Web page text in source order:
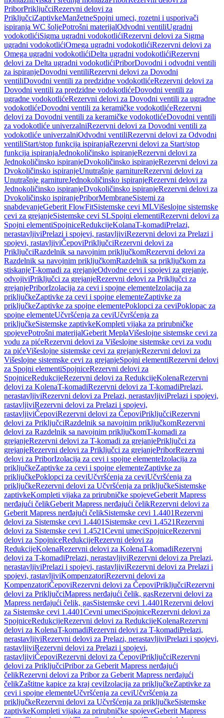
PriborPriključciRezervni delovi za
PriključciZaptivkeManžetneSpojni umeci, rozetni i usporivači
ispiranja WC šoljePotrošni materijalOdvodni ventiliUgradni
vodokotlićiSigma ugradni vodokotlićiRezervni delovi za Sigma
ugradni vodokotlićiOmega ugradni vodokotlićiRezervni delovi za
Omega ugradni vodokotlićiDelta ugradni vodokotlićiRezervni
delovi za Delta ugradni vodokotlićiPriborDovodni i odvodni ventili
za ispiranjeDovodni ventiliRezervni delovi za Dovodni
ventiliDovodni ventili za predzidne vodokotlićeRezervni delovi za
Dovodni ventili za predzidne vodokotlićeDovodni ventili za
ugradne vodokotlićeRezervni delovi za Dovodni ventili za ugradne
vodokotlićeDovodni ventili za keramičke vodokotlićeRezervni
delovi za Dovodni ventili za keramičke vodokotlićeDovodni ventili
za vodokotliće univerzalniRezervni delovi za Dovodni ventili za
vodokotliće univerzalniOdvodni ventiliRezervni delovi za Odvodni
ventiliStart/stop funkcija ispiranjaRezervni delovi za Start/stop
funkcija ispiranjaJednokoličinsko ispiranjeRezervni delovi za
Jednokoličinsko ispiranjeDvokoličinsko ispiranjeRezervni delovi za
Dvokoličinsko ispiranjeUnutrašnje garnitureRezervni delovi za
Unutrašnje garnitureJednokoličinsko ispiranjeRezervni delovi za
Jednokoličinsko ispiranjeDvokoličinsko ispiranjeRezervni delovi za
Dvokoličinsko ispiranjePriborMembraneSistemi za
snabdevanjeGeberit FlowFitSistemske cevi MLVišeslojne sistemske
cevi za grejanjeSistemske cevi SLSpojni elementiRezervni delovi za
Spojni elementiSpojniceRedukcijeKolanaT-komadiPrelazi,
nerastavljiviPrelazi i spojevi, rastavljiviRezervni delovi za Prelazi i
spojevi, rastavljiviČepoviPriključciRezervni delovi za
PriključciRazdelnik sa navojnim priključkomRezervni delovi za
Razdelnik sa navojnim priključkomRazdelnik sa priključkom za
stiskanjeT-komadi za grejanjeOdvodne cevi i spojevi za grejanje,
odvojiviPriključci za grejanjeRezervni delovi za Priključci za
grejanjePriborIzolacija za cevi i spojne elementeIzolacija za
priključkeZaptivke za cevi i spojne elementeZaptivke za
priključkeZaptivke za spojne elementePoklopci za ceviPoklopac za
spojne elementeUčvršćenja za ceviUčvršćenja za
priključkeSistemske zaptivkeKompleti vijaka za prirubničke
spojevePotrošni materijalGeberit MeplaVišeslojne sistemske cevi za
vodu za pićeRezervni delovi za Višeslojne sistemske cevi za vodu
za pićeVišeslojne sistemske cevi za grejanjeRezervni delovi za
Višeslojne sistemske cevi za grejanjeSpojni elementiRezervni delovi
za Spojni elementiSpojniceRezervni delovi za
SpojniceRedukcijeRezervni delovi za RedukcijeKolenaRezervni
delovi za KolenaT-komadiRezervni delovi za T-komadiPrelazi,
nerastavljiviRezervni delovi za Prelazi, nerastavljiviPrelazi i spojevi,
rastavljiviRezervni delovi za Prelazi i spojevi,
rastavljiviČepoviRezervni delovi za ČepoviPriključciRezervni
delovi za PriključciRazdelnik sa navojnim priključkomRezervni
delovi za Razdelnik sa navojnim priključkomT-komadi za
grejanjeRezervni delovi za T-komadi za grejanjePriključci za
grejanjeRezervni delovi za Priključci za grejanjePriborRezervni
delovi za PriborIzolacija za cevi i spojne elementeIzolacija za
priključkeZaptivke za cevi i spojne elementeZaptivke za
priključkePoklopci za ceviUčvršćenja za ceviUčvršćenja za
priključkeRezervni delovi za Učvršćenja za priključkeSistemske
zaptivkeKompleti vijaka za prirubničke spojeveGeberit Mapress
nerđajući čelikGeberit Mapress nerđajući čelikRezervni delovi za
Geberit Mapress nerđajući čelikSistemske cevi 1.4401Rezervni
delovi za Sistemske cevi 1.4401 Sistemske cevi 1.4521Rezervni
delovi za Sistemske cevi 1.4521Cevni umeciSpojniceRezervni
delovi za SpojniceRedukcijeRezervni delovi za
RedukcijeKolenaRezervni delovi za KolenaT-komadiRezervni
delovi za T-komadiPrelazi, nerastavljiviRezervni delovi za Prelazi,
nerastavljiviPrelazi i spojevi, rastavljiviRezervni delovi za Prelazi i
spojevi, rastavljiviKompenzatoriRezervni delovi za
KompenzatoriČepoviRezervni delovi za ČepoviPriključciRezervni
delovi za PriključciMapress nerđajući čelik, gasRezervni delovi za
Mapress nerđajući čelik, gasSistemske cevi 1.4401Rezervni delovi
za Sistemske cevi 1.4401Cevni umeciSpojniceRezervni delovi za
SpojniceRedukcijeRezervni delovi za RedukcijeKolenaRezervni
delovi za KolenaT-komadiRezervni delovi za T-komadiPrelazi,
nerastavljiviRezervni delovi za Prelazi, nerastavljiviPrelazi i spojevi,
rastavljiviRezervni delovi za Prelazi i spojevi,
rastavljiviČepoviRezervni delovi za ČepoviPriključciRezervni
delovi za PriključciPribor za Geberit Mapress nerđajući
čelikRezervni delovi za Pribor za Geberit Mapress nerđajući
čelikZaštitne kapice za kraj ceviIzolacija za priključkeZaptivke za
cevi i spojne elementeUčvršćenja za ceviUčvršćenja za
priključkeRezervni delovi za Učvršćenja za priključkeSistemske
zaptivkeKompleti vijaka za prirubničke spojeveGeberit Mapress